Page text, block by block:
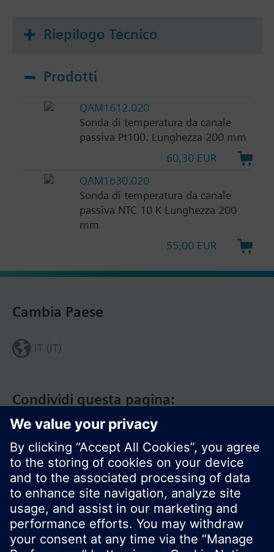
Riepilogo Tecnico
Prodotti
QAM1612.020
Sonda di temperatura da canale
passiva Pt100. Lunghezza 200 mm
60,30 EUR
QAM1630.020
Sonda di temperatura da canale
passiva NTC 10 K Lunghezza 200
mm
55,00 EUR
Condividi questa pagina:
Cambia Paese
IT (IT)